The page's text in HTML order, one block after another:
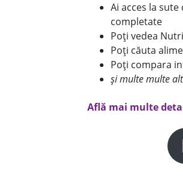
Ai acces la
completate
Poți vedea
Poți căuta
Poți compara
și multe multe
Află mai multe